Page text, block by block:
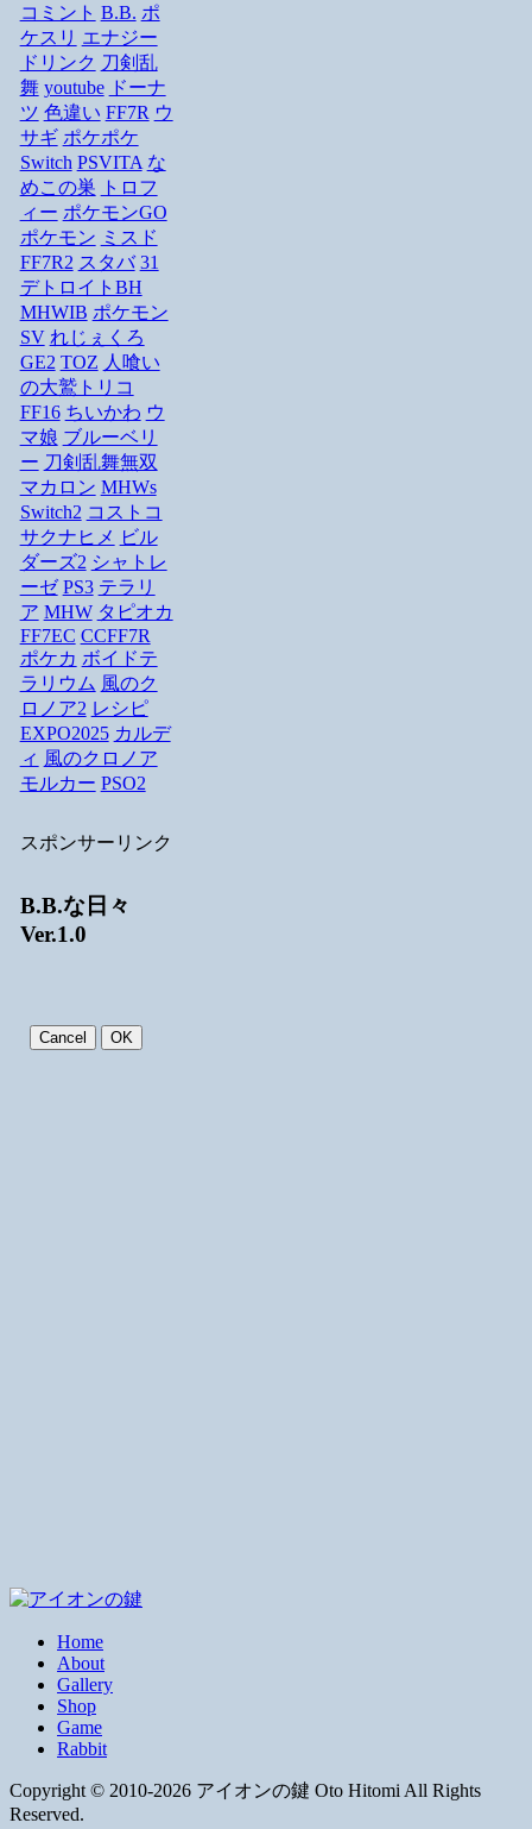
コミント B.B. ポ
ケスリ エナジー
ドリンク 刀剣乱
舞 youtube ドーナ
ツ 色違い FF7R ウ
サギ ポケポケ
Switch PSVITA な
めこの巣
トロフ
ィー ポケモンGO
ポケモン ミスド
FF7R2 スタバ 31
デトロイトBH
MHWIB ポケモン
SV れじぇくろ
GE2 TOZ 人喰い
の大鷲トリコ
FF16 ちいかわ ウ
マ娘 ブルーベリ
ー 刀剣乱舞無双
マカロン MHWs
Switch2 コストコ
サクナヒメ ビル
ダーズ2 シャトレ
ーゼ PS3 テラリ
ア MHW タピオカ
FF7EC CCFF7R
ポケカ ボイドテ
ラリウム 風のク
ロノア2 レシピ
EXPO2025 カルデ
ィ 風のクロノア
モルカー PSO2
スポンサーリンク
B.B.な日々
Ver.1.0
Home
About
Gallery
Shop
Game
Rabbit
Copyright © 2010-2026 アイオンの鍵 Oto Hitomi All Rights
Reserved.